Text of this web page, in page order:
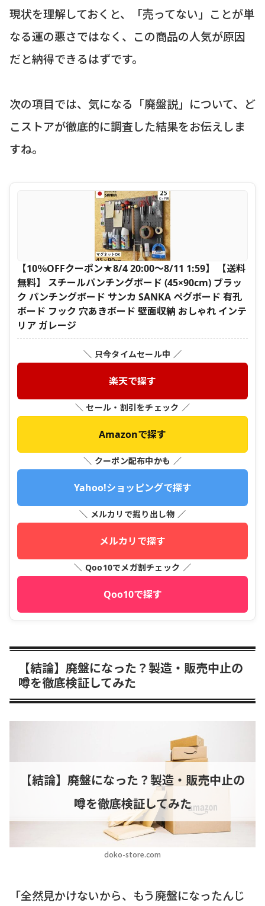
現状を理解しておくと、「売ってない」ことが単
なる運の悪さではなく、この商品の人気が原因
だと納得できるはずです。
次の項目では、気になる「廃盤説」について、ど
こストアが徹底的に調査した結果をお伝えしま
すね。
【10％OFFクーポン★8/4 20:00〜8/11 1:59】 【送料
無料】 スチールパンチングボード (45×90cm) ブラッ
ク パンチングボード サンカ SANKA ペグボード 有孔
ボード フック 穴あきボード 壁面収納 おしゃれ インテ
リア ガレージ
＼ 只今タイムセール中 ／
楽天で探す
＼ セール・割引をチェック ／
Amazonで探す
＼ クーポン配布中かも ／
Yahoo!ショッピングで探す
＼ メルカリで掘り出し物 ／
メルカリで探す
＼ Qoo10でメガ割チェック ／
Qoo10で探す
【結論】廃盤になった？製造・販売中止の
噂を徹底検証してみた
doko-store.com
【結論】廃盤になった？製造・販売中止の
噂を徹底検証してみた
「全然見かけないから、もう廃盤になったんじ